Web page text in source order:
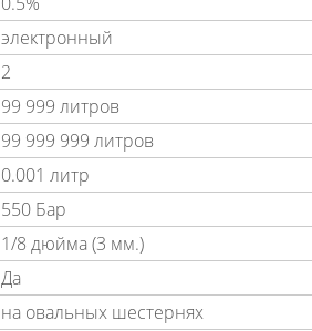
электронный
2
99 999 литров
99 999 999 литров
0.001 литр
550 Бар
1/8 дюйма (3 мм.)
Да
на овальных шестернях